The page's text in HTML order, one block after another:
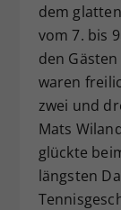
dem
vom 7. bis
den
waren
zwei und
Mats
glückte
längsten